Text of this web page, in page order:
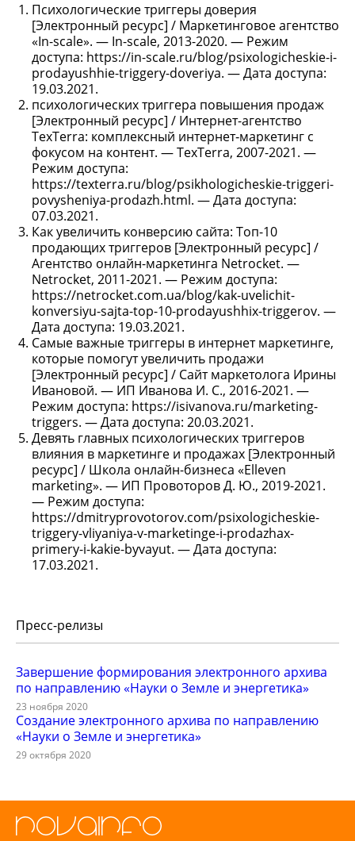
Психологические триггеры доверия
[Электронный ресурс] / Маркетинговое агентство
«In-scale». — In-scale, 2013-2020. — Режим
доступа: https://in-scale.ru/blog/psixologicheskie-i-
prodayushhie-triggery-doveriya. — Дата доступа:
19.03.2021.
психологических триггера повышения продаж
[Электронный ресурс] / Интернет-агентство
TexTerra: комплексный интернет‐маркетинг с
фокусом на контент. — TexTerra, 2007-2021. —
Режим доступа:
https://texterra.ru/blog/psikhologicheskie-triggeri-
povysheniya-prodazh.html. — Дата доступа:
07.03.2021.
Как увеличить конверсию сайта: Топ-10
продающих триггеров [Электронный ресурс] /
Агентство онлайн-маркетинга Netrocket. —
Netrocket, 2011-2021. — Режим доступа:
https://netrocket.com.ua/blog/kak-uvelichit-
konversiyu-sajta-top-10-prodayushhix-triggerov. —
Дата доступа: 19.03.2021.
Самые важные триггеры в интернет маркетинге,
которые помогут увеличить продажи
[Электронный ресурс] / Сайт маркетолога Ирины
Ивановой. — ИП Иванова И. С., 2016-2021. —
Режим доступа: https://isivanova.ru/marketing-
triggers. — Дата доступа: 20.03.2021.
Девять главных психологических триггеров
влияния в маркетинге и продажах [Электронный
ресурс] / Школа онлайн-бизнеса «Elleven
marketing». — ИП Провоторов Д. Ю., 2019-2021.
— Режим доступа:
https://dmitryprovotorov.com/psixologicheskie-
triggery-vliyaniya-v-marketinge-i-prodazhax-
primery-i-kakie-byvayut. — Дата доступа:
17.03.2021.
Пресс-релизы
Завершение формирования электронного архива
по направлению «Науки о Земле и энергетика»
23 ноября 2020
Создание электронного архива по направлению
«Науки о Земле и энергетика»
29 октября 2020